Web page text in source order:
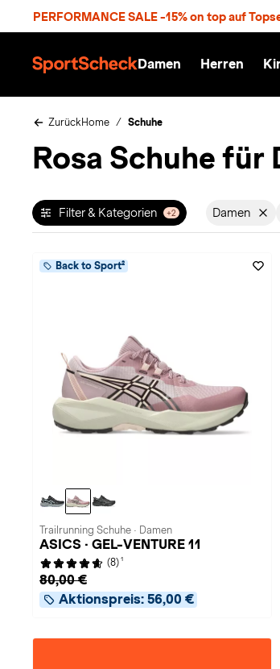
PERFORMANCE SALE -15% on top auf
S
c
k
Damen Herren
ZurückHome Schuhe
Rosa Schuhe für
Filter & Kategorien +2 DamenFilter
Back to Sport²
Trailrunning Schuhe · Damen
ASICS · GEL-VENTURE 11
(8) 1
80,00 €
Aktionspreis: 56,00 €